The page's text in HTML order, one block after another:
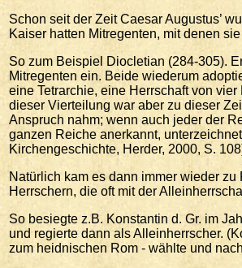
Schon seit der Zeit Caesar Augustus’
Kaiser hatten Mitregenten, mit denen
So zum Beispiel Diocletian (284-305).
Mitregenten ein. Beide wiederum
eine Tetrarchie, eine Herrschaft von
dieser Vierteilung war aber zu dieser
Anspruch nahm; wenn auch jeder der
ganzen Reiche anerkannt,
Kirchengeschichte, Herder, 2000, S.
Natürlich kam es dann immer wieder
Herrschern, die oft mit der
So besiegte z.B. Konstantin d. Gr. im
und regierte dann als Alleinherrscher.
zum heidnischen Rom - wählte und